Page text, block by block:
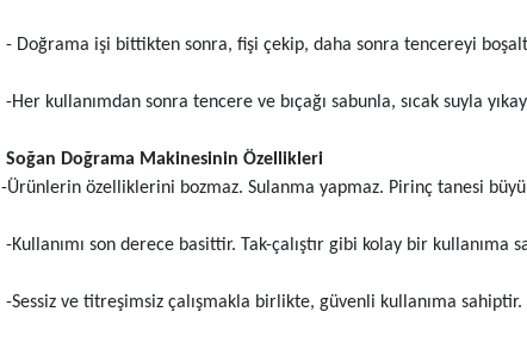
- Doğrama işi bittikten sonra, fişi çekip, daha sonra tencereyi
-Her kullanımdan sonra tencere ve bıçağı sabunla, sıcak suyla
Soğan Doğrama Makinesinin Özellikleri
-Ürünlerin özelliklerini bozmaz. Sulanma yapmaz. Pirinç tanesi
-Kullanımı son derece basittir. Tak-çalıştır gibi kolay bir kullanıma
-Sessiz ve titreşimsiz çalışmakla birlikte, güvenli kullanıma sahiptir.